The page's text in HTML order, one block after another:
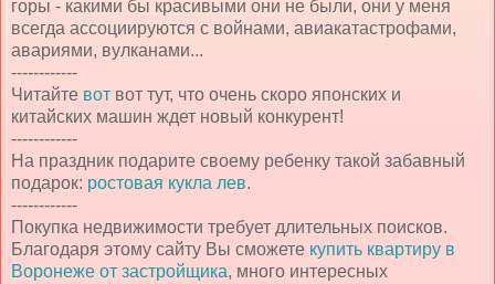
горы - какими бы красивыми они не были, они у меня
всегда ассоциируются с войнами, авиакатастрофами,
авариями, вулканами...
------------
Читайте вот вот тут, что очень скоро японских и
китайских машин ждет новый конкурент!
------------
На праздник подарите своему ребенку такой забавный
подарок: ростовая кукла лев.
------------
Покупка недвижимости требует длительных поисков.
Благодаря этому сайту Вы сможете купить квартиру в
Воронеже от застройщика, много интересных